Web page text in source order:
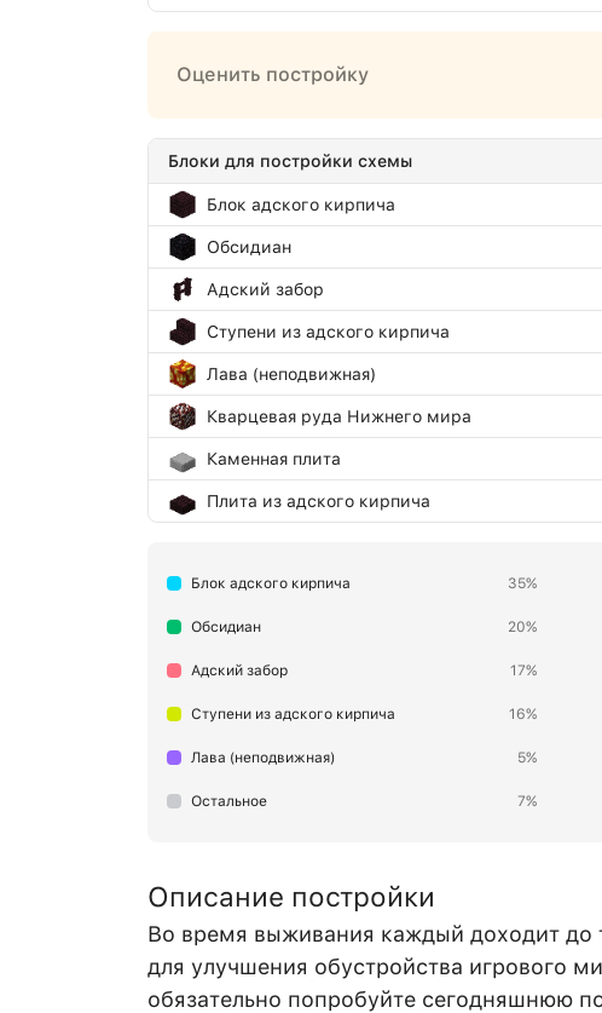
Оценить постройку
Блоки для постройки схемы
Блок адского кирпича
Обсидиан
Адский забор
Ступени из адского кирпича
Лава (неподвижная)
Кварцевая руда Нижнего мира
Каменная плита
Плита из адского кирпича
Адский камень
Блок адского кирпича 35%
Обсидиан 20%
Адский забор 17%
Ступени из адского кирпича 16%
Лава (неподвижная) 5%
Остальное 7%
Описание постройки
Во время выживания каждый доходит до
для улучшения обустройства игрового
обязательно попробуйте сегодняшнюю